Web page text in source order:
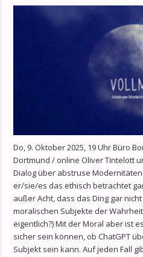
Do, 9. Oktober 2025, 19 Uhr Büro
Dortmund / online Oliver Tintelott
Dialog über abstruse
er/sie/es das ethisch betrachtet
außer Acht, dass das Ding gar
moralischen Subjekte der
eigentlich?) Mit der Moral aber ist
sicher sein können, ob ChatGPT
Subjekt sein kann. Auf jeden Fall